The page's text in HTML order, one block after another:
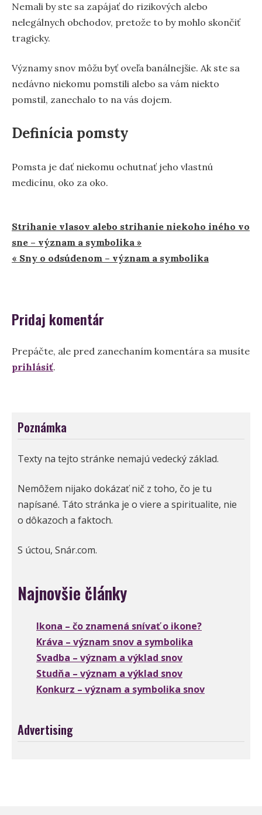
Nemali by ste sa zapájať do rizikových alebo
nelegálnych obchodov, pretože to by mohlo skončiť
tragicky.
Významy snov môžu byť oveľa banálnejšie. Ak ste sa
nedávno niekomu pomstili alebo sa vám niekto
pomstil, zanechalo to na vás dojem.
Definícia pomsty
Pomsta je dať niekomu ochutnať jeho vlastnú
medicínu, oko za oko.
Navigácia
v
Strihanie vlasov alebo strihanie niekoho iného vo
sne – význam a symbolika »
« Sny o odsúdenom – význam a symbolika
Pridaj komentár
Prepáčte, ale pred zanechaním komentára sa musíte
prihlásiť.
Poznámka
Texty na tejto stránke nemajú vedecký základ.
Nemôžem nijako dokázať nič z toho, čo je tu
napísané. Táto stránka je o viere a spiritualite, nie
o dôkazoch a faktoch.
S úctou, Snár.com.
Najnovšie články
Ikona – čo znamená snívať o ikone?
Kráva – význam snov a symbolika
Svadba – význam a výklad snov
Studňa – význam a výklad snov
Konkurz – význam a symbolika snov
Advertising